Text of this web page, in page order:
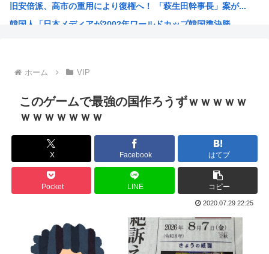
わいせつな行為疑いで逮捕 エジプト国籍の男性を不起訴処分...
旧安倍派、高市の重用により復権へ！ 「萩生田幹事長」案が...
韓国人「日本メディアが2002年ワールドカップ韓国準決勝...
15歳少女に性的暴行した54歳、明らかにケンモメン
【海外の反応】 アルゼンチン協会、FIFA会長に確固たる...
ジャンポケ斉藤の弁護士「ロケバスには運転手いた。常識的に...
ジョジョ3部のスタンド、パワーが色々おかしいwww
高市早苗が全裸でガニ股オ●ニーしてる動画 or 高市早苗...
海外「日本人はなんて気高いんだ！」 英高級紙も驚愕した極...
海外「子宮頸部には神経がないので痛みは感じませんよ」医者...
【愛知・長久手市】ジブリパークに新施設誕生へ 「風の谷の...
ちいかわのモモンガ、逝く模様
ホーム VIP
このゲームで最強の国作ろうずｗｗｗｗｗ
ｗｗｗｗｗｗｗ
X Facebook はてブ
Pocket LINE コピー
2020.07.29 22:25